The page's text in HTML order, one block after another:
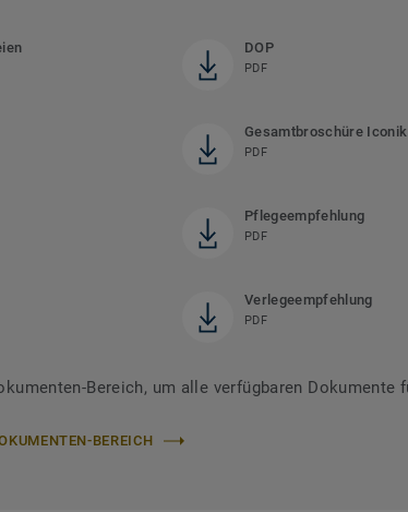
DOP
PDF
Gesamtbroschüre
PDF
Pflegeempfehlung
PDF
Verlegeempfehlung
PDF
Bereich, um alle verfügbaren Dokumente
BEREICH